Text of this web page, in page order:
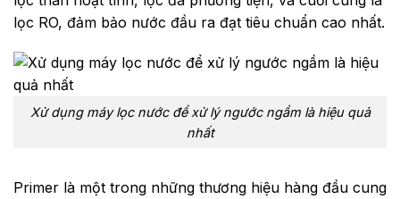
lọc RO, đảm bảo nước đầu ra đạt tiêu chuẩn cao nhất.
Xử dụng máy lọc nước để xử lý ngước ngầm là hiệu quả
nhất
Primer là một trong những thương hiệu hàng đầu cung